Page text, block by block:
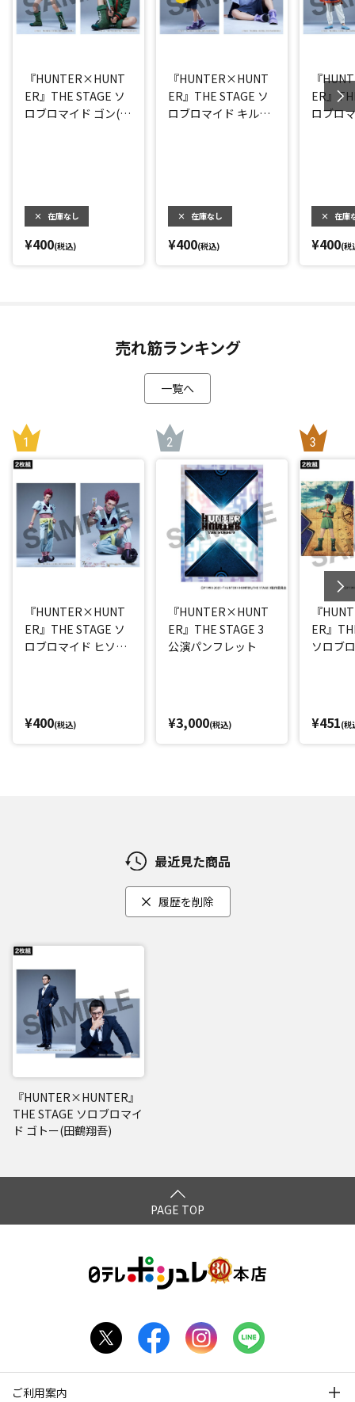
『HUNTER×HUNT
ER』THE STAGE ソ
ロブロマイド ゴン(大
× 在庫なし
¥400(税込)
『HUNTER×HUNT
ER』THE STAGE ソ
ロブロマイド キルア
× 在庫なし
¥400(税込)
『
ER』
ロブロ
× 在庫
¥400(税
売れ筋ランキング
一覧へ
『HUNTER×HUNT
ER』THE STAGE ソ
ロブロマイド ヒソカ
¥400(税込)
『HUNTER×HUNT
ER』THE STAGE 3
公演パンフレット
¥3,000(税込)
『
ER』
ソロブ
¥451(税
最近見た商品
履歴を削除
『HUNTER×HUNTER』
THE STAGE ソロブロマイ
ド ゴトー(田鶴翔吾)
PAGE TOP
ご利用案内